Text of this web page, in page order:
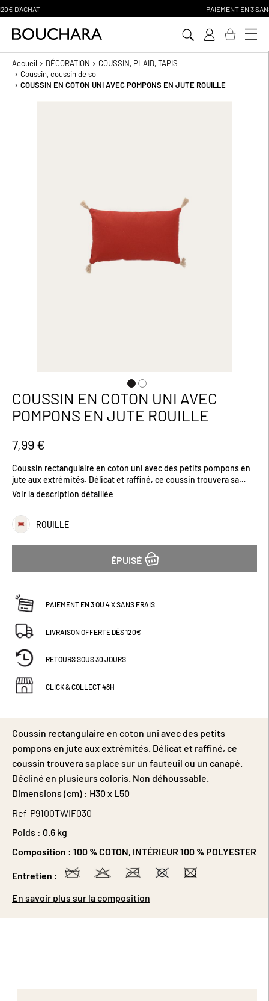
Accueil DÉCORATION
COUSSIN, PLAID, TAPIS
Coussin, coussin de sol
COUSSIN EN COTON UNI AVEC POMPONS EN JUTE ROUILLE
Passer
au
début
la
Galerie
d’images
COUSSIN EN COTON UNI AVEC
POMPONS EN JUTE ROUILLE
7,99 €
Coussin rectangulaire en coton uni avec des petits pompons en
jute aux extrémités. Délicat et raffiné, ce coussin trouvera sa
place sur un fauteuil ou un canapé. Décliné en plusieurs coloris.
Non déhoussable. Dimensions (cm) : H30 x L50
Voir la description détaillée
ROUILLE
ÉPUISÉ
PAIEMENT EN 3 OU 4 X SANS FRAIS
LIVRAISON OFFERTE DÈS 120€
RETOURS SOUS 30 JOURS
CLICK & COLLECT 48H
Coussin rectangulaire en coton uni avec des petits
pompons en jute aux extrémités. Délicat et raffiné, ce
coussin trouvera sa place sur un fauteuil ou un canapé.
Décliné en plusieurs coloris. Non déhoussable.
Dimensions (cm) : H30 x L50
Ref P9100TWIF030
Poids : 0.6 kg
Composition : 100 % COTON, INTÉRIEUR 100 % POLYESTER
Entretien :
En savoir plus sur la composition